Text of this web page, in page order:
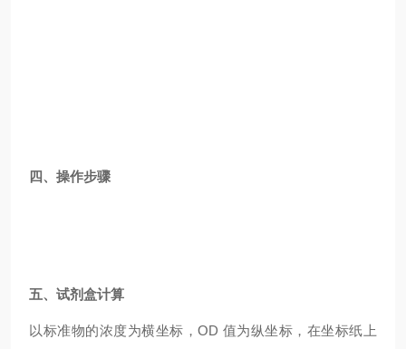
四、操作步骤
五、试剂盒计算
以标准物的浓度为横坐标，OD 值为纵坐标，在坐标纸上